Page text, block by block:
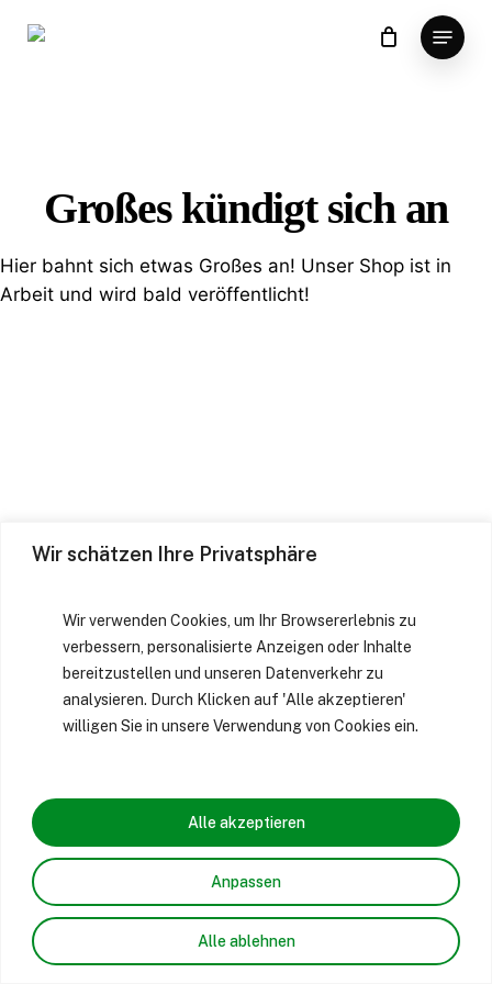
Wir schätzen Ihre Privatsphäre
Wir verwenden Cookies, um Ihr Browsererlebnis zu
verbessern, personalisierte Anzeigen oder Inhalte
bereitzustellen und unseren Datenverkehr zu
analysieren. Durch Klicken auf 'Alle akzeptieren'
willigen Sie in unsere Verwendung von Cookies ein.
Anpassen
Alle ablehnen
Alle akzeptieren
Menu
Großes kündigt sich an
Hier bahnt sich etwas Großes an! Unser Shop ist in
Arbeit und wird bald veröffentlicht!